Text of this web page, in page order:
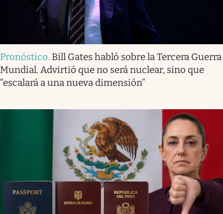
Pronóstico. Bill Gates habló sobre la Tercera Guerra
Mundial. Advirtió que no será nuclear, sino que
“escalará a una nueva dimensión”